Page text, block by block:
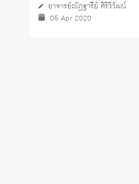
อาจารย์ณัฏฐารีย์ ศิริวิวัฒน์
05 Apr 2020